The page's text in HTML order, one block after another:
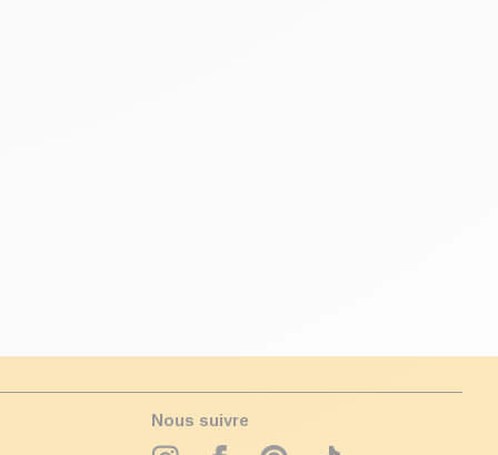
Nous suivre